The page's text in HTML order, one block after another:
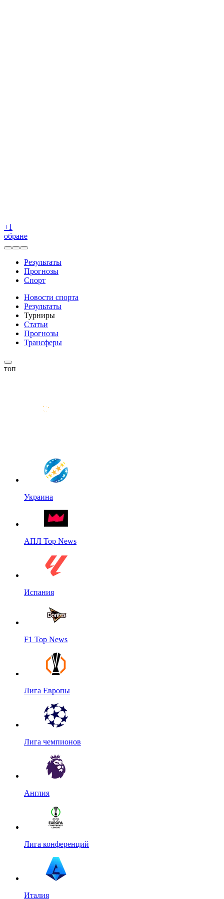
+1
обране
Результаты
Прогнозы
Спорт
Новости спорта
Результаты
Турниры
Статьи
Прогнозы
Трансферы
топ
Украина
АПЛ Top News
Испания
F1 Top News
Лига Европы
Лига чемпионов
Англия
Лига конференций
Италия